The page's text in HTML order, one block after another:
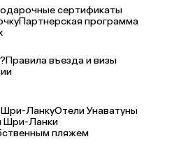
сертификаты
Партнерская программа
Правила въезда и визы
Шри-ЛанкуОтели Унаватуны
Шри-Ланки
пляжем